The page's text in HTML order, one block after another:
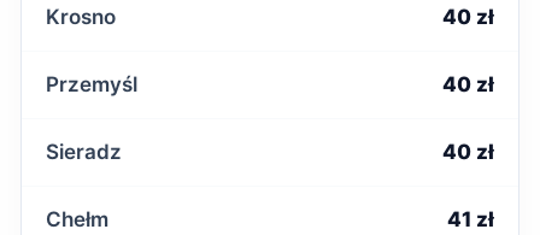
Krosno 40 zł
Przemyśl 40 zł
Sieradz 40 zł
Chełm 41 zł